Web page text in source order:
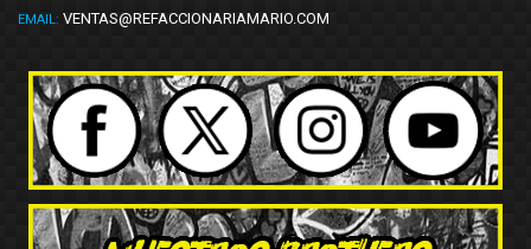
EMAIL: VENTAS@REFACCIONARIAMARIO.COM